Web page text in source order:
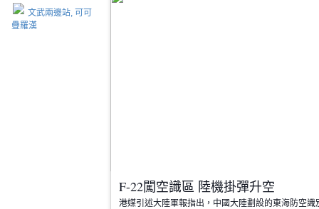
文武兩邊站, 可可
疊羅漢
F-22闖空識區 陸機掛彈升空
港媒引述大陸軍報指出，中國大陸劃設的東海防空